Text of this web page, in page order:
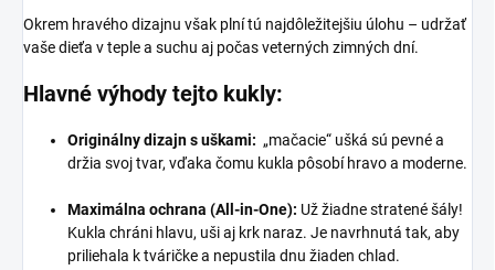
Okrem hravého dizajnu však plní tú najdôležitejšiu úlohu – udržať
vaše dieťa v teple a suchu aj počas veterných zimných dní.
Hlavné výhody tejto kukly:
Originálny dizajn s uškami: „mačacie“ ušká sú pevné a
držia svoj tvar, vďaka čomu kukla pôsobí hravo a moderne.
Maximálna ochrana (All-in-One): Už žiadne stratené šály!
Kukla chráni hlavu, uši aj krk naraz. Je navrhnutá tak, aby
priliehala k tváričke a nepustila dnu žiaden chlad.